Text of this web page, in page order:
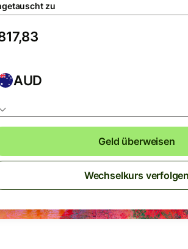
zu
AUD
Geld überweisen
Wechselkurs verfolgen